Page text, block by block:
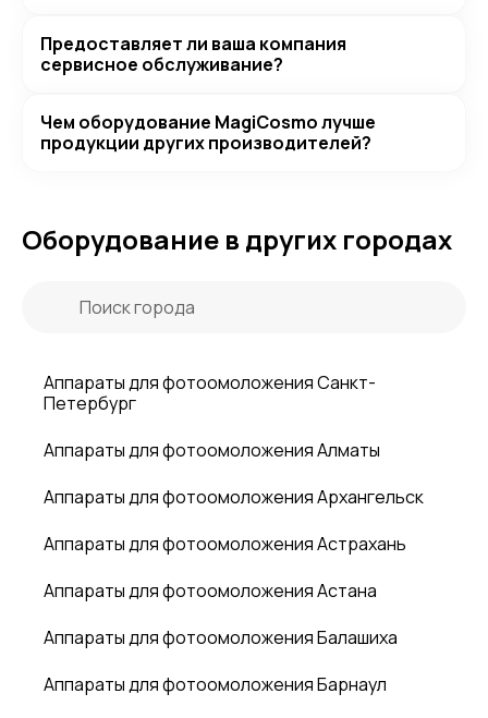
Предоставляет ли ваша компания
сервисное обслуживание?
Чем оборудование MagiCosmo лучше
продукции других производителей?
Оборудование в других городах
Аппараты для фотоомоложения Санкт-
Петербург
Аппараты для фотоомоложения Алматы
Аппараты для фотоомоложения Архангельск
Аппараты для фотоомоложения Астрахань
Аппараты для фотоомоложения Астана
Аппараты для фотоомоложения Балашиха
Аппараты для фотоомоложения Барнаул